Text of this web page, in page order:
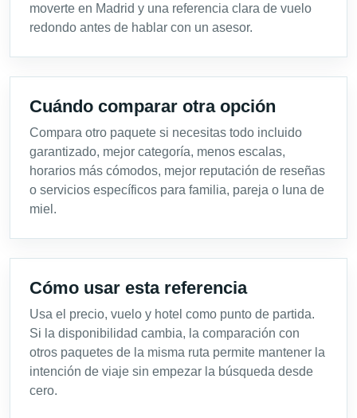
moverte en Madrid y una referencia clara de vuelo
redondo antes de hablar con un asesor.
Cuándo comparar otra opción
Compara otro paquete si necesitas todo incluido
garantizado, mejor categoría, menos escalas,
horarios más cómodos, mejor reputación de reseñas
o servicios específicos para familia, pareja o luna de
miel.
Cómo usar esta referencia
Usa el precio, vuelo y hotel como punto de partida.
Si la disponibilidad cambia, la comparación con
otros paquetes de la misma ruta permite mantener la
intención de viaje sin empezar la búsqueda desde
cero.